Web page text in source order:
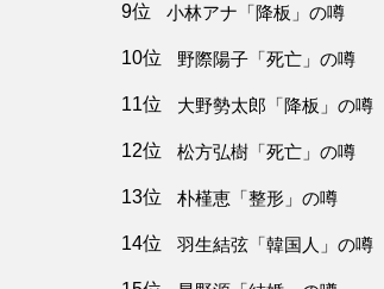
9位 小林アナ「降板」の噂
10位 野際陽子「死亡」の噂
11位 大野勢太郎「降板」の噂
12位 松方弘樹「死亡」の噂
13位 朴槿恵「整形」の噂
14位 羽生結弦「韓国人」の噂